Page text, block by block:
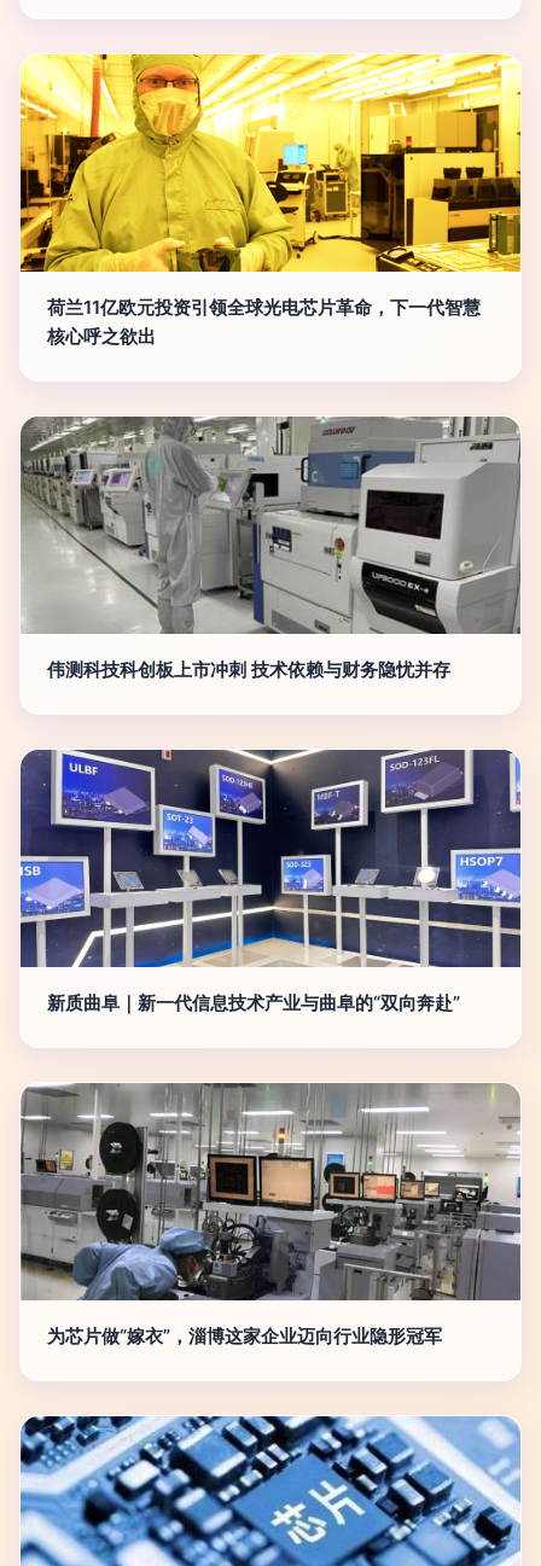
荷兰11亿欧元投资引领全球光电芯片革命，下一代智慧
核心呼之欲出
伟测科技科创板上市冲刺 技术依赖与财务隐忧并存
新质曲阜｜新一代信息技术产业与曲阜的“双向奔赴”
为芯片做“嫁衣”，淄博这家企业迈向行业隐形冠军